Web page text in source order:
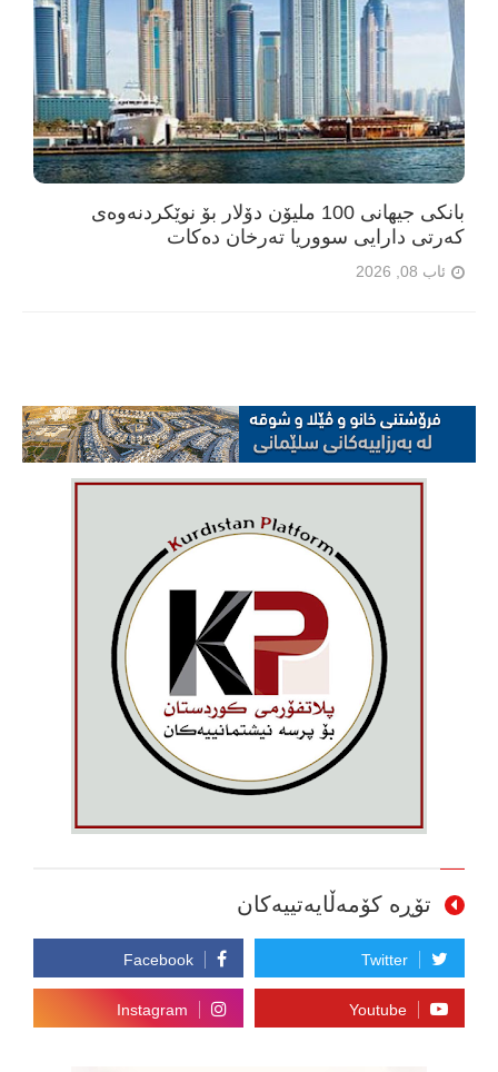
بانکی جیهانی 100 ملیۆن دۆلار بۆ نوێکردنەوەی
کەرتی دارایی سووریا تەرخان دەکات
ئاب 08, 2026
تۆڕە کۆمەڵایەتییەکان